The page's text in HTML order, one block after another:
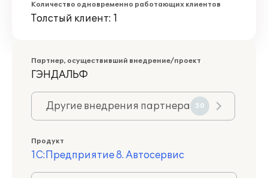
Количество одновременно работающих клиентов
Толстый клиент: 1
Партнер, осуществивший внедрение/проект
ГЭНДАЛЬФ
Другие внедрения партнера 50
Продукт
1С:Предприятие 8. Автосервис